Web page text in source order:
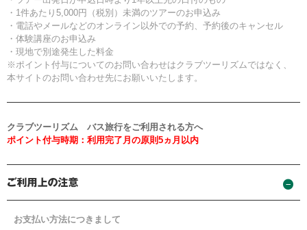
・1件あたり5,000円（税別）未満のツアーのお申込み
・電話やメールなどのオンライン以外での予約、予約後のキャンセル
・体験講座のお申込み
・現地で別途発生した料金
※ポイント付与についてのお問い合わせはクラブツーリズムではなく、
本サイトのお問い合わせ先にお願いいたします。
クラブツーリズム バス旅行をご利用される方へ
ポイント付与時期：利用完了月の原則5ヵ月以内
お支払い方法につきまして